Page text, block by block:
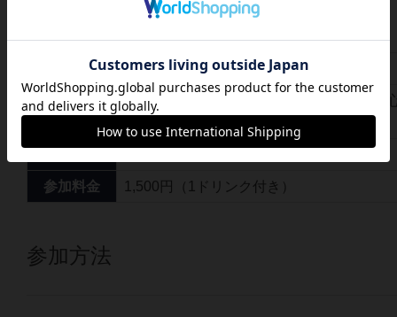
18:00〜23:00
開催場所
当店（〒542-0083 大阪府大阪市中央区東
9エイトビルヂング5F）
参加料金 1,500円（1ドリンク付き）
参加方法